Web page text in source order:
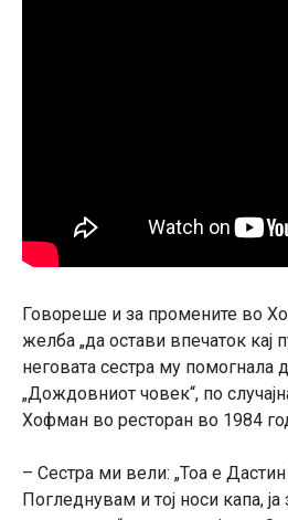
Говореше и за промените во
желба „да остави впечаток кај
неговата сестра му помогнала
„Дождовниот човек“, по
Хофман во ресторан во 1984
– Сестра ми вели: „Тоа е
Погледнувам и тој носи капа,